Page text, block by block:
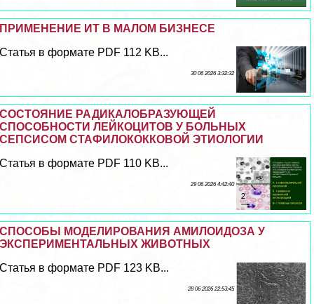
ПРИМЕНЕНИЕ ИТ В МАЛОМ БИЗНЕСЕ
Статья в формате PDF 112 KB...
30 06 2026 3:32:32
СОСТОЯНИЕ РАДИКАЛОБРАЗУЮЩЕЙ
СПОСОБНОСТИ ЛЕЙКОЦИТОВ У БОЛЬНЫХ
СЕПСИСОМ СТАФИЛОКОККОВОЙ ЭТИОЛОГИИ
Статья в формате PDF 110 KB...
29 06 2026 4:42:40
СПОСОБЫ МОДЕЛИРОВАНИЯ АМИЛОИДОЗА У
ЭКСПЕРИМЕНТАЛЬНЫХ ЖИВОТНЫХ
Статья в формате PDF 123 KB...
28 06 2026 22:53:45